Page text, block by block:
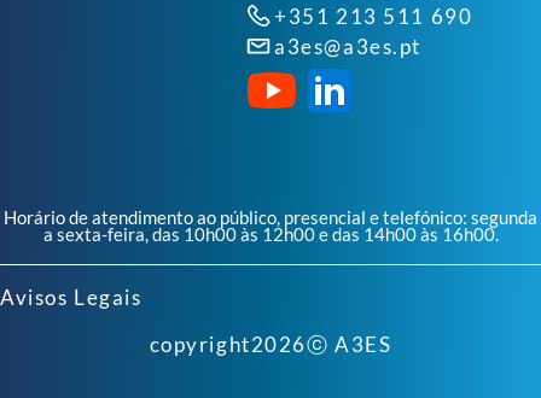
+351 213 511 690
a3es@a3es.pt
Horário de atendimento ao público, presencial e telefónico: segunda
a sexta-feira, das 10h00 às 12h00 e das 14h00 às 16h00.
Avisos Legais
copyright2026ⓒ A3ES